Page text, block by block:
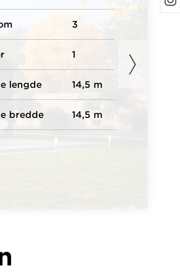
3
1
lengde 14,5 m
bredde 14,5 m